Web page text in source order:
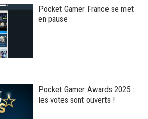
Pocket Gamer France se met
en pause
Pocket Gamer Awards 2025 :
les votes sont ouverts !